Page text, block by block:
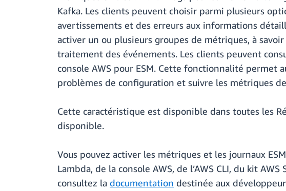
Kafka. Les clients peuvent choisir parmi plusieurs
avertissements et des erreurs aux informations
activer un ou plusieurs groupes de métriques, à
traitement des événements. Les clients peuvent
console AWS pour ESM. Cette fonctionnalité permet
problèmes de configuration et suivre les métriques
Cette caractéristique est disponible dans toutes les
disponible.
Vous pouvez activer les métriques et les journaux
Lambda, de la console AWS, de l’AWS CLI, du kit
consultez la documentation destinée aux